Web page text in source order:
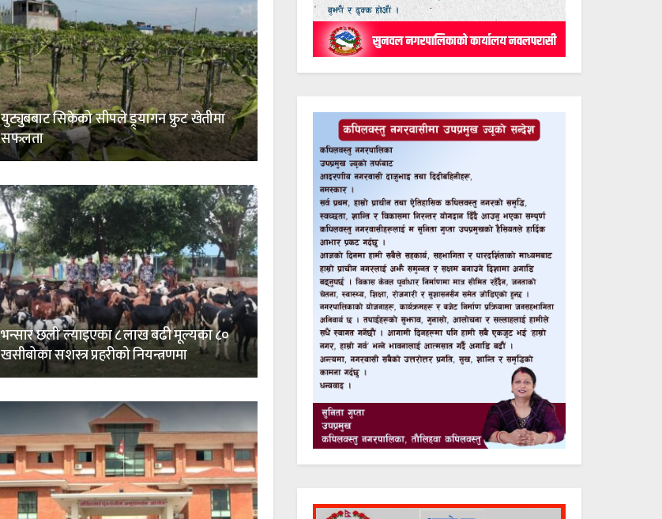
युट्युबबाट सिकेको सीपले ड्र्यागन फ्रुट खेतीमा
सफलता
भन्सार छली ल्याइएका ८ लाख बढी मूल्यका ८०
खसीबोका सशस्त्र प्रहरीको नियन्त्रणमा